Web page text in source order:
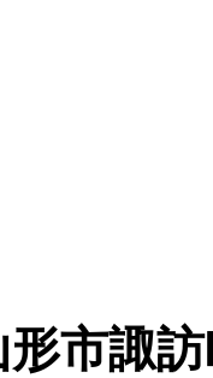
市諏